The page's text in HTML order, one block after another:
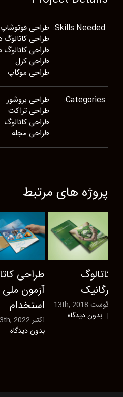
Skills Needed: طراحی فوتوشاپ
طراحی کاتالوگ
طراحی کاتالوگ
طراحی کرل
طراحی موکاپ
Categories:
طراحی بروشور
طراحی تراکت
طراحی کاتالوگ
طراحی مجله
پروژه های مرتبط
طراحی
آزمون ملی
استخدام
اکتبر 13th, 2022
بدون ديدگاه
کاتالوگ
ارگانیک
آگوست 13th, 2018
| بدون ديدگاه